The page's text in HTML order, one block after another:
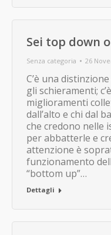
Sei top down
Senza categoria 26
C’è una
gli schieramenti;
miglioramenti
dall’alto e chi dal
che credono nelle
per abbatterle e
attenzione è
funzionamento
“bottom up”…
Dettagli